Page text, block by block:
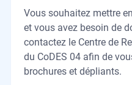
Vous souhaitez mettre
et vous avez besoin de
contactez le Centre de
du CoDES 04 afin de
brochures et dépliants.